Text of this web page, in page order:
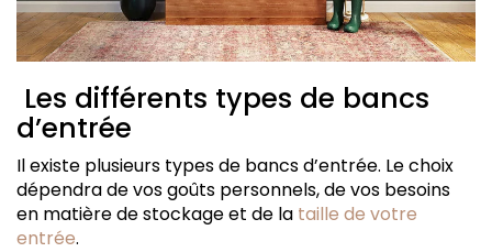
Les différents types de bancs
d’entrée
Il existe plusieurs types de bancs d’entrée. Le choix
dépendra de vos goûts personnels, de vos besoins
en matière de stockage et de la taille de votre
entrée.